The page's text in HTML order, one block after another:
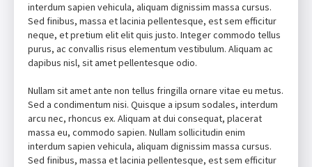
interdum sapien vehicula, aliquam dignissim massa cursus.
Sed finibus, massa et lacinia pellentesque, est sem efficitur
neque, et pretium elit elit quis justo. Integer commodo tellus
purus, ac convallis risus elementum vestibulum. Aliquam ac
dapibus nisl, sit amet pellentesque odio.
Nullam sit amet ante non tellus fringilla ornare vitae eu metus.
Sed a condimentum nisi. Quisque a ipsum sodales, interdum
arcu nec, rhoncus ex. Aliquam at dui consequat, placerat
massa eu, commodo sapien. Nullam sollicitudin enim
interdum sapien vehicula, aliquam dignissim massa cursus.
Sed finibus, massa et lacinia pellentesque, est sem efficitur